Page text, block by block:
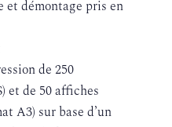
et démontage pris en
de 250
et de 50 affiches
A3) sur base d’un